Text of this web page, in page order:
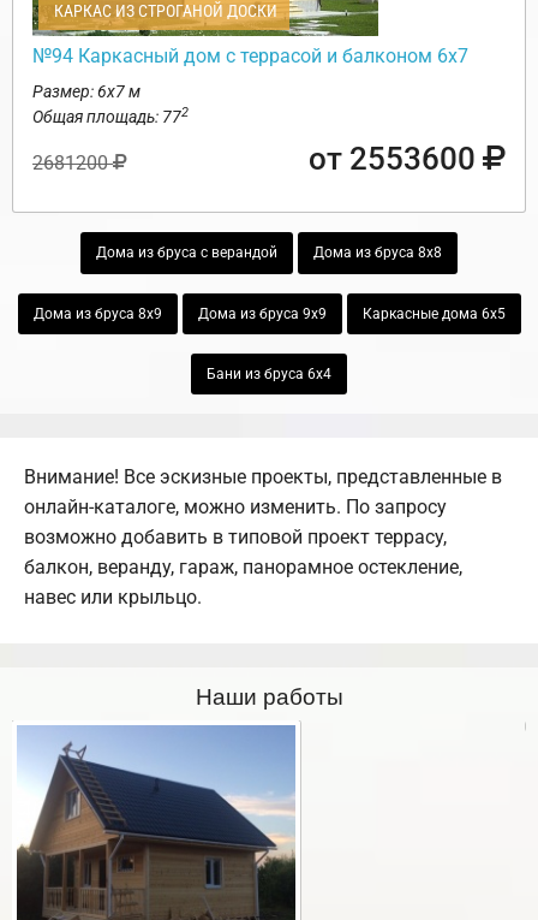
КАРКАС ИЗ СТРОГАНОЙ ДОСКИ
№94 Каркасный дом с террасой и балконом 6х7
Размер: 6х7 м
Общая площадь: 772
2681200 от 2553600
Дома из бруса с верандой Дома из бруса 8х8
Дома из бруса 8х9 Дома из бруса 9х9 Каркасные дома 6х5
Бани из бруса 6х4
Внимание! Все эскизные проекты, представленные в
онлайн-каталоге, можно изменить. По запросу
возможно добавить в типовой проект террасу,
балкон, веранду, гараж, панорамное остекление,
навес или крыльцо.
Наши работы